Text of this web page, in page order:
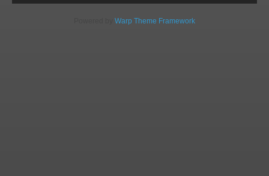
Warp Theme Framework